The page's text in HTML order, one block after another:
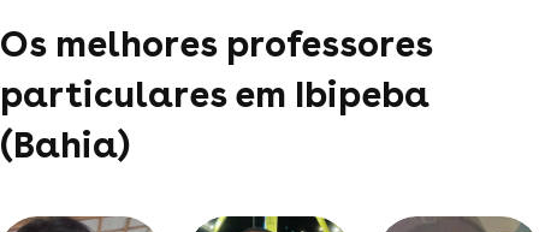
Os melhores professores
particulares em Ibipeba
(Bahia)